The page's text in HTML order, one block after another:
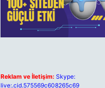
Reklam ve İletişim: Skype:
live:.cid.575569c608265c69